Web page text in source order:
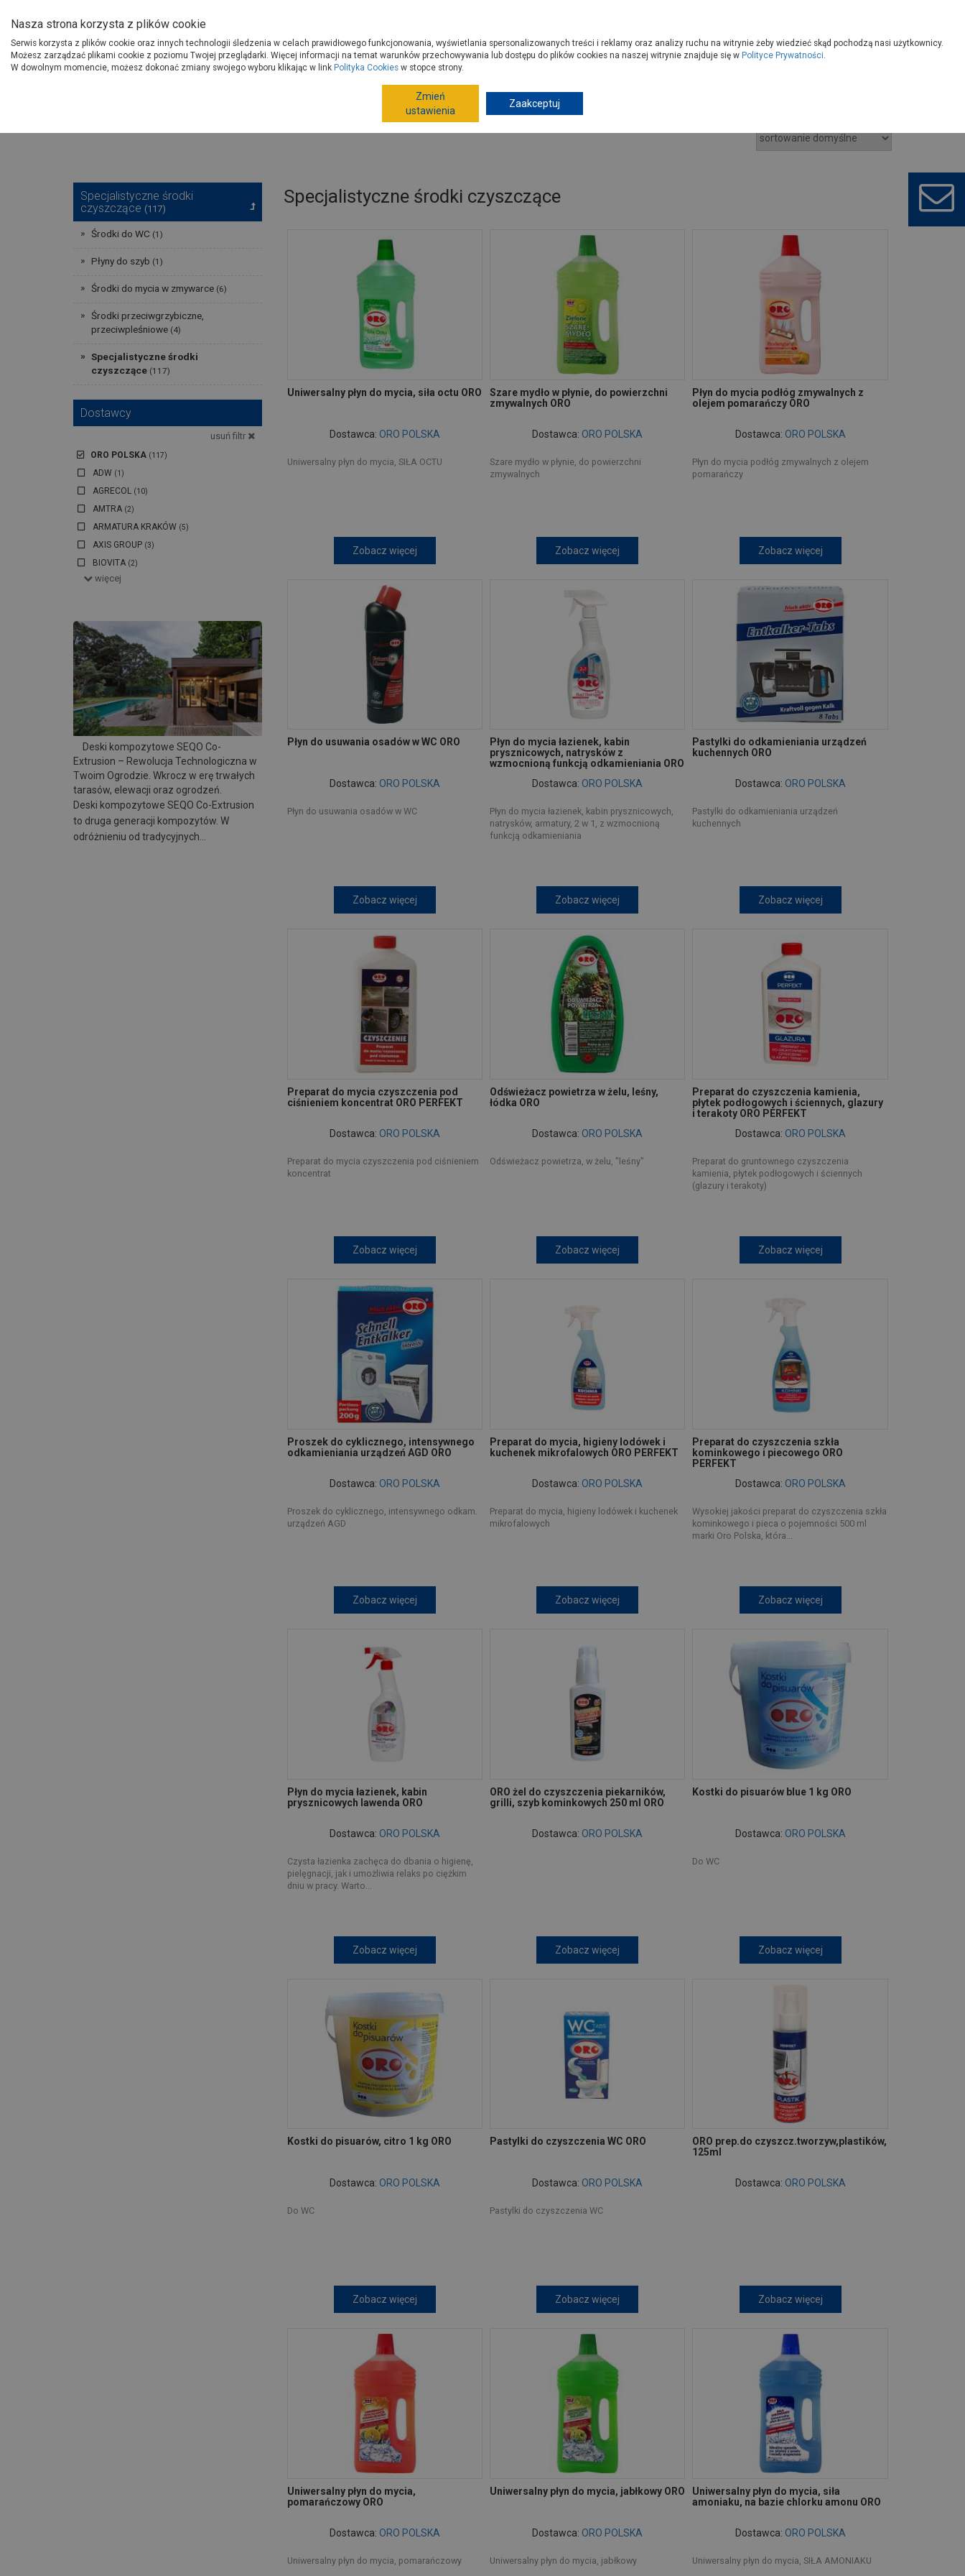
Produkty
O Grupie PSB
Gdzie kupisz Porady
Wyposażenie, AGD Chemia gospodarcza
Specjalistyczne środki
czyszczące (117)
Środki do WC (1)
Płyny do szyb (1)
Środki do mycia w zmywarce (6)
Środki przeciwgrzybiczne,
przeciwpleśniowe (4)
Specjalistyczne środki
czyszczące (117)
Dostawcy
usuń filtr
ORO POLSKA (117)
ADW (1)
AGRECOL (10)
AMTRA (2)
ARMATURA KRAKÓW (5)
AXIS GROUP (3)
BIOVITA (2)
BODEX
BRUNALI
COLGATE PALMOLIVE
DEANTE(9)
DEDRA EXIM
DPM (2)
DR. MIELE COSMED GROUP(3)
DRAGON
ECOLUX (1)
FIRE FAMILY(1)
GOLD DROP (12)
GRUPA INCO - chemia gospodarcza
HG (53)
więcej
Deski kompozytowe SEQO Co-
Extrusion – Rewolucja Technologiczna w
Twoim Ogrodzie. Wkrocz w erę trwałych
tarasów, elewacji oraz ogrodzeń.
Deski kompozytowe SEQO Co-Extrusion
to druga generacji kompozytów. W
odróżnieniu od tradycyjnych…
Specjalistyczne środki czyszczące
Uniwersalny płyn do mycia, siła octu ORO
Dostawca: ORO POLSKA
Uniwersalny płyn do mycia, SIŁA OCTU
Zobacz więcej
Szare mydło w płynie, do powierzchni
zmywalnych ORO
Dostawca: ORO POLSKA
Szare mydło w płynie, do powierzchni
zmywalnych
Zobacz więcej
Płyn do mycia podłóg zmywalnych z
olejem pomarańczy ORO
Dostawca: ORO POLSKA
Płyn do mycia podłóg zmywalnych z olejem
pomarańczy
Zobacz więcej
Płyn do usuwania osadów w WC ORO
Dostawca: ORO POLSKA
Płyn do usuwania osadów w WC
Zobacz więcej
Płyn do mycia łazienek, kabin
prysznicowych, natrysków z
wzmocnioną funkcją odkamieniania ORO
Dostawca: ORO POLSKA
Płyn do mycia łazienek, kabin prysznicowych,
natrysków, armatury, 2 w 1, z wzmocnioną
funkcją odkamieniania
Zobacz więcej
Pastylki do odkamieniania urządzeń
kuchennych ORO
Dostawca: ORO POLSKA
Pastylki do odkamieniania urządzeń
kuchennych
Zobacz więcej
Preparat do mycia czyszczenia pod
ciśnieniem koncentrat ORO PERFEKT
Dostawca: ORO POLSKA
Preparat do mycia czyszczenia pod ciśnieniem
koncentrat
Zobacz więcej
Odświeżacz powietrza w żelu, leśny,
łódka ORO
Dostawca: ORO POLSKA
Odświeżacz powietrza, w żelu, "leśny"
Zobacz więcej
Preparat do czyszczenia kamienia,
płytek podłogowych i ściennych, glazury
i terakoty ORO PERFEKT
Dostawca: ORO POLSKA
Preparat do gruntownego czyszczenia
kamienia, płytek podłogowych i ściennych
(glazury i terakoty)
Zobacz więcej
Proszek do cyklicznego, intensywnego
odkamieniania urządzeń AGD ORO
Dostawca: ORO POLSKA
Proszek do cyklicznego, intensywnego odkam.
urządzeń AGD
Zobacz więcej
Preparat do mycia, higieny lodówek i
kuchenek mikrofalowych ORO PERFEKT
Dostawca: ORO POLSKA
Preparat do mycia, higieny lodówek i kuchenek
mikrofalowych
Zobacz więcej
Preparat do czyszczenia szkła
kominkowego i piecowego ORO
PERFEKT
Dostawca: ORO POLSKA
Wysokiej jakości preparat do czyszczenia szkła
kominkowego i pieca o pojemności 500 ml
marki Oro Polska, która...
Zobacz więcej
Płyn do mycia łazienek, kabin
prysznicowych lawenda ORO
Dostawca: ORO POLSKA
Czysta łazienka zachęca do dbania o higienę,
pielęgnacji, jak i umożliwia relaks po ciężkim
dniu w pracy. Warto...
Zobacz więcej
ORO żel do czyszczenia piekarników,
grilli, szyb kominkowych 250 ml ORO
Dostawca: ORO POLSKA
Zobacz więcej
Kostki do pisuarów blue 1 kg ORO
Dostawca: ORO POLSKA
Do WC
Zobacz więcej
Kostki do pisuarów, citro 1 kg ORO
Dostawca: ORO POLSKA
Do WC
Zobacz więcej
Pastylki do czyszczenia WC ORO
Dostawca: ORO POLSKA
Pastylki do czyszczenia WC
Zobacz więcej
ORO prep.do czyszcz.tworzyw,plastików,
125ml
Dostawca: ORO POLSKA
Zobacz więcej
Uniwersalny płyn do mycia,
pomarańczowy ORO
Dostawca: ORO POLSKA
Uniwersalny płyn do mycia, pomarańczowy
Uniwersalny płyn do mycia, jabłkowy ORO
Dostawca: ORO POLSKA
Uniwersalny płyn do mycia, jabłkowy
Uniwersalny płyn do mycia, siła
amoniaku, na bazie chlorku amonu ORO
Dostawca: ORO POLSKA
Uniwersalny płyn do mycia, SIŁA AMONIAKU
Nasza strona korzysta z plików cookie
Serwis korzysta z plików cookie oraz innych technologii śledzenia w celach prawidłowego funkcjonowania, wyświetlania spersonalizowanych treści i reklamy oraz analizy ruchu na witrynie żeby wiedzieć skąd pochodzą nasi użytkownicy.
Możesz zarządzać plikami cookie z poziomu Twojej przeglądarki. Więcej informacji na temat warunków przechowywania lub dostępu do plików cookies na naszej witrynie znajduje się w Polityce Prywatności.
W dowolnym momencie, możesz dokonać zmiany swojego wyboru klikając w link Polityka Cookies w stopce strony.
Zmień
ustawienia
Zaakceptuj